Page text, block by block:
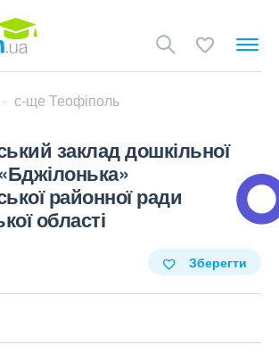
с-ще Теофіполь
заклад дошкільної
районної ради
області
Зберегти